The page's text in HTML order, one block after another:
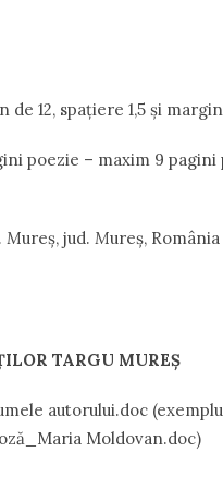
12, spațiere 1,5 şi
poezie – maxim 9
Mureș, jud. Mureş, România
TARGU MUREŞ
autorului.doc
Moldovan.doc)